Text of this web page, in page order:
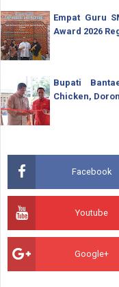
Empat Guru
Award 2026
Bupati
Chicken,
Facebook
Youtube
Google+